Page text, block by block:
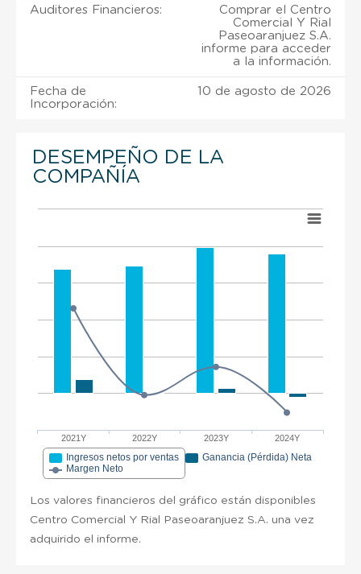
Auditores Financieros:
Comprar el Centro
Comercial Y Rial
Paseoaranjuez S.A.
informe para acceder
a la información.
Fecha de
Incorporación:
10 de agosto de 2026
DESEMPEÑO DE LA
COMPAÑÍA
2021Y 2022Y 2023Y 2024Y
Ingresos netos por ventas
Ganancia (Pérdida) Neta
Margen Neto
Los valores financieros del gráfico están disponibles
Centro Comercial Y Rial Paseoaranjuez S.A. una vez
adquirido el informe.